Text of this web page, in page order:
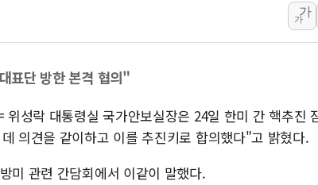
윤준병·이해민
'호우·산사태 주의
여야, 황희 '버스
풀무원재단, '국
현대그린푸드 '텍
與 "세제개편안 8
가
가
표단 방한 본격 협의"
성락 대통령실 국가안보실장은 24일 한미 간 핵추진
의견을 같이하고 이를 추진키로 합의했다"고 밝혔다.
미 관련 간담회에서 이같이 말했다.